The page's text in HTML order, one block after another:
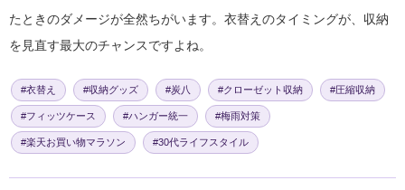
たときのダメージが全然ちがいます。衣替えのタイミングが、収納
を見直す最大のチャンスですよね。
#衣替え #収納グッズ #炭八 #クローゼット収納 #圧縮収納
#フィッツケース #ハンガー統一 #梅雨対策
#楽天お買い物マラソン #30代ライフスタイル